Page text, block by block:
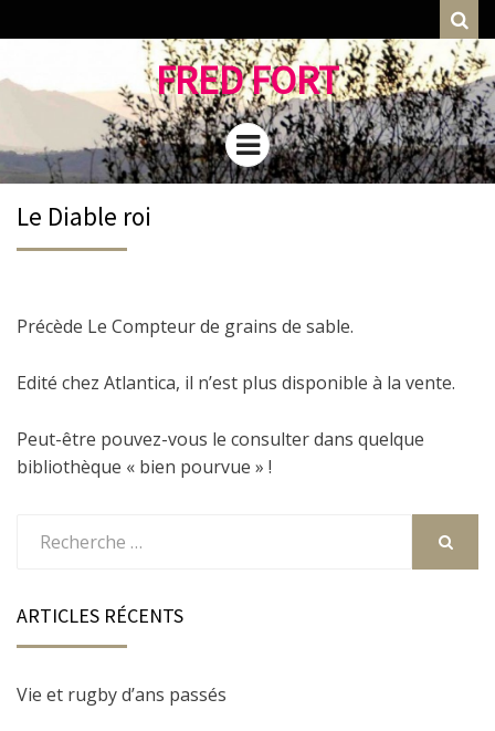
FRED FORT
Menu
Le Diable roi
Précède Le Compteur de grains de sable.
Edité chez Atlantica, il n’est plus disponible à la vente.
Peut-être pouvez-vous le consulter dans quelque
bibliothèque « bien pourvue » !
ARTICLES RÉCENTS
Vie et rugby d’ans passés